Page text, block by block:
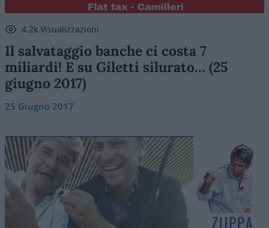
4.2k Visualizzazioni
Il salvataggio banche ci costa 7
miliardi! E su Giletti silurato… (25
giugno 2017)
25 Giugno 2017